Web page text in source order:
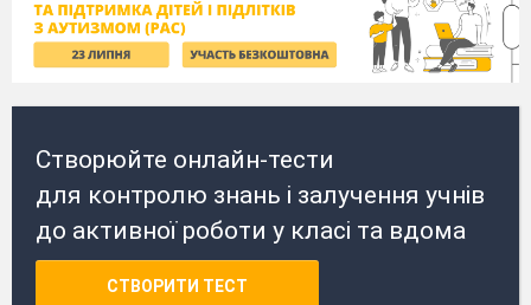
Створюйте онлайн-тести
для контролю знань і залучення учнів
до активної роботи у класі та вдома
СТВОРИТИ ТЕСТ